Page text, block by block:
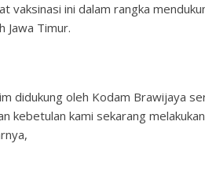
vaksinasi ini dalam rangka
Jawa Timur.
didukung oleh Kodam Brawijaya
kebetulan kami sekarang